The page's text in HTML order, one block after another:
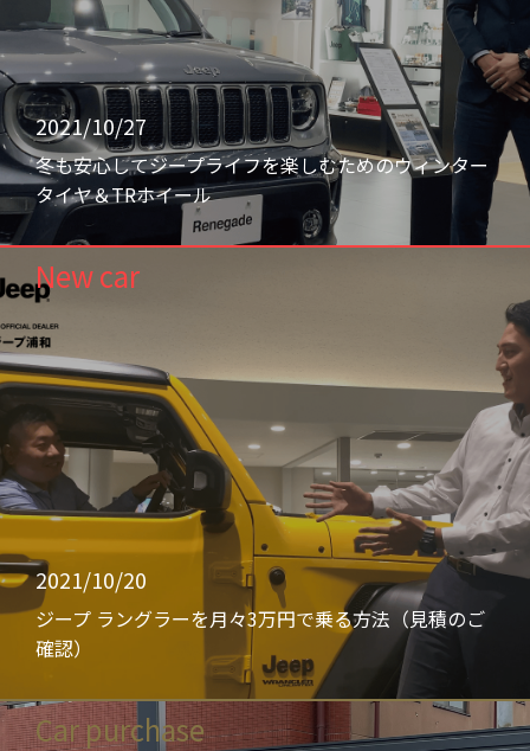
2021/10/27
冬も安心してジープライフを楽しむためのウィンター
タイヤ＆TRホイール
New car
2021/10/20
ジープ ラングラーを月々3万円で乗る方法（見積のご
確認）
Car purchase